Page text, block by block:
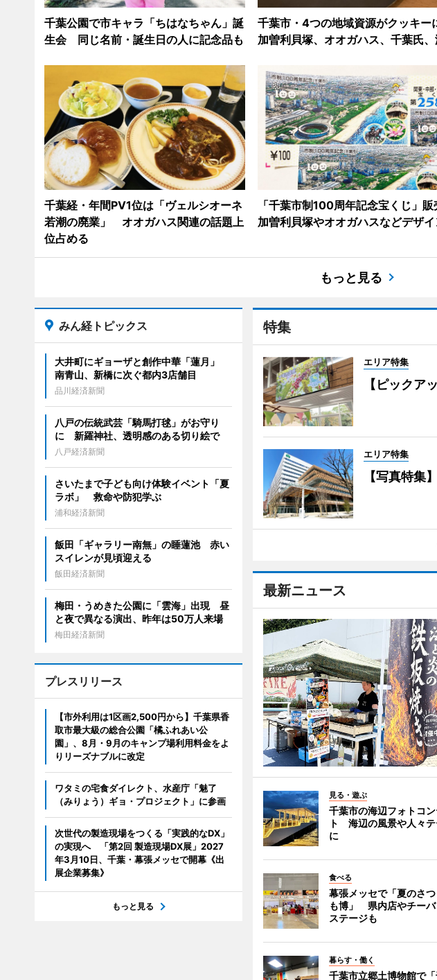
千葉公園で市キャラ「ちはなちゃん」誕
生会 同じ名前・誕生日の人に記念品も
千葉市・4つの地域資源がクッキ
加曽利貝塚、オオガハス、千葉氏
千葉経・年間PV1位は「ヴェルシオーネ
若潮の廃業」 オオガハス関連の話題上
位占める
「千葉市制100周年記念宝くじ」
加曽利貝塚やオオガハスなどデザイ
もっと見る
特集
エリア特集
【ピックア
エリア特集
【写真特集
最新ニュース
見る・遊ぶ
千葉市の海辺フォトコ
ト 海辺の風景や人々テ
に
食べる
幕張メッセで「夏のさ
も博」 県内店やチーバ
ステージも
暮らす・働く
千葉市立郷土博物館で
みん経トピックス
大井町にギョーザと創作中華「蓮月」
南青山、新橋に次ぐ都内3店舗目
品川経済新聞
八戸の伝統武芸「騎馬打毬」がお守り
に 新羅神社、透明感のある切り絵で
八戸経済新聞
さいたまで子ども向け体験イベント「夏
ラボ」 救命や防犯学ぶ
浦和経済新聞
飯田「ギャラリー南無」の睡蓮池 赤い
スイレンが見頃迎える
飯田経済新聞
梅田・うめきた公園に「雲海」出現 昼
と夜で異なる演出、昨年は50万人来場
梅田経済新聞
プレスリリース
【市外利用は1区画2,500円から】千葉県香
取市最大級の総合公園「橘ふれあい公
園」、8月・9月のキャンプ場利用料金をよ
りリーズナブルに改定
ワタミの宅食ダイレクト、水産庁「魅了
（みりょう）ギョ・プロジェクト」に参画
次世代の製造現場をつくる「実践的なDX」
の実現へ 「第2回 製造現場DX展」2027
年3月10日、千葉・幕張メッセで開幕《出
展企業募集》
もっと見る